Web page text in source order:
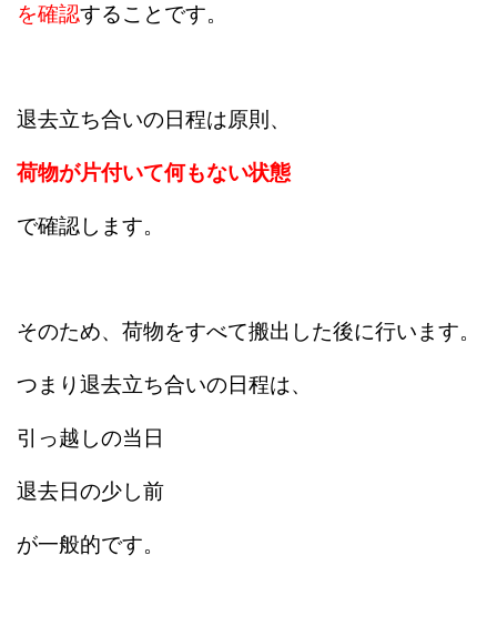
を確認することです。
退去立ち合いの日程は原則、
荷物が片付いて何もない状態
で確認します。
そのため、荷物をすべて搬出した後に行います。
つまり退去立ち合いの日程は、
引っ越しの当日
退去日の少し前
が一般的です。